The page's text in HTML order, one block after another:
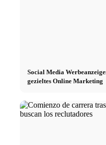
Social Media
gezieltes Online Marketing